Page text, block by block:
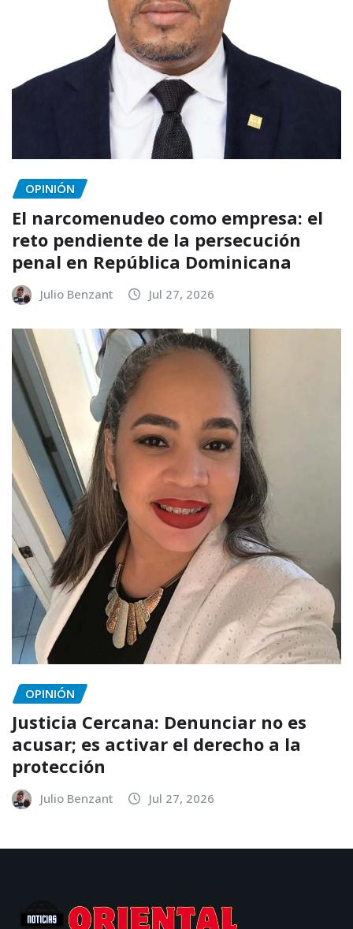
OPINIÓN
El narcomenudeo como empresa: el
reto pendiente de la persecución
penal en República Dominicana
Julio Benzant Jul 27, 2026
OPINIÓN
Justicia Cercana: Denunciar no es
acusar; es activar el derecho a la
protección
Julio Benzant Jul 27, 2026